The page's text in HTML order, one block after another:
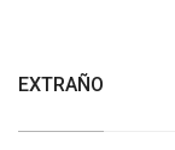
EXTRAÑO